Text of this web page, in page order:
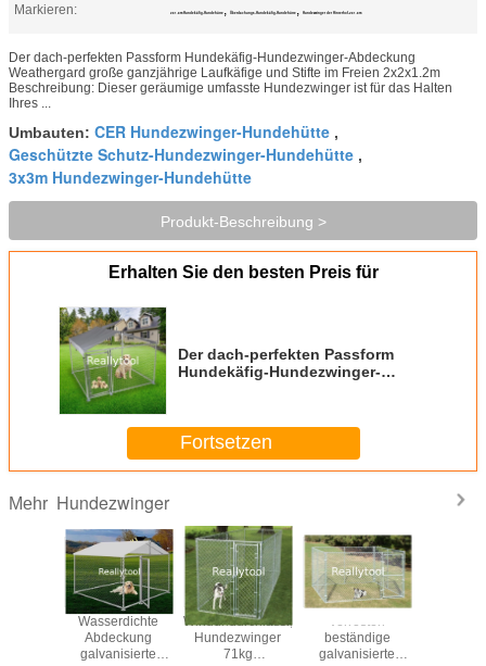
Markieren:
2x1.8m Hundekäfig-Hundehütte , Überdachungs-Hundekäfig-Hundehütte , Hundezwinger der Hinterhof-2x1.8m
Der dach-perfekten Passform Hundekäfig-Hundezwinger-Abdeckung
Weathergard große ganzjährige Laufkäfige und Stifte im Freien 2x2x1.2m
Beschreibung: Dieser geräumige umfasste Hundezwinger ist für das Halten
Ihres ...
Umbauten: CER Hundezwinger-Hundehütte ,
Geschützte Schutz-Hundezwinger-Hundehütte ,
3x3m Hundezwinger-Hundehütte
Produkt-Beschreibung >
Erhalten Sie den besten Preis für
Der dach-perfekten Passform
Hundekäfig-Hundezwinger-
im Freien 2x2x1.6m
Fortsetzen
Mehr Hundezwinger
Wasserdichte
Abdeckung
galvanisierte
Windundurchlässige
Hundezwinger
71kg
Verrosten
beständige
galvanisierte